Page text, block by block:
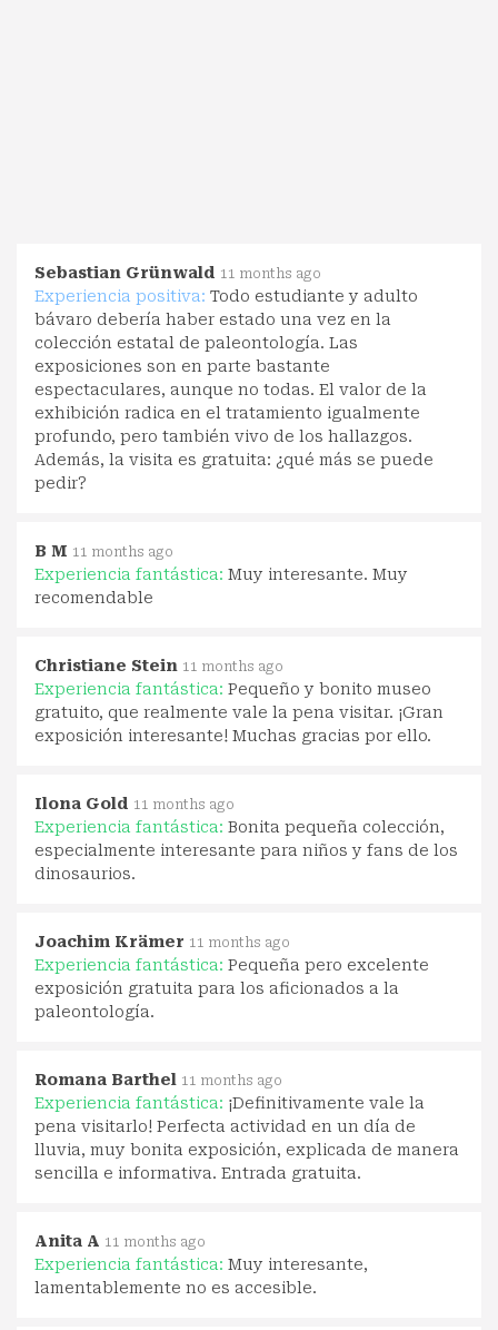
Sebastian Grünwald 11 months ago
Experiencia positiva: Todo estudiante y adulto
bávaro debería haber estado una vez en la
colección estatal de paleontología. Las
exposiciones son en parte bastante
espectaculares, aunque no todas. El valor de la
exhibición radica en el tratamiento igualmente
profundo, pero también vivo de los hallazgos.
Además, la visita es gratuita: ¿qué más se puede
pedir?
B M 11 months ago
Experiencia fantástica: Muy interesante. Muy
recomendable
Christiane Stein 11 months ago
Experiencia fantástica: Pequeño y bonito museo
gratuito, que realmente vale la pena visitar. ¡Gran
exposición interesante! Muchas gracias por ello.
Ilona Gold 11 months ago
Experiencia fantástica: Bonita pequeña colección,
especialmente interesante para niños y fans de los
dinosaurios.
Joachim Krämer 11 months ago
Experiencia fantástica: Pequeña pero excelente
exposición gratuita para los aficionados a la
paleontología.
Romana Barthel 11 months ago
Experiencia fantástica: ¡Definitivamente vale la
pena visitarlo! Perfecta actividad en un día de
lluvia, muy bonita exposición, explicada de manera
sencilla e informativa. Entrada gratuita.
Anita A 11 months ago
Experiencia fantástica: Muy interesante,
lamentablemente no es accesible.